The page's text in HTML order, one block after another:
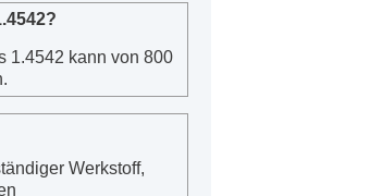
1.4542 kann von 800
Werkstoff,